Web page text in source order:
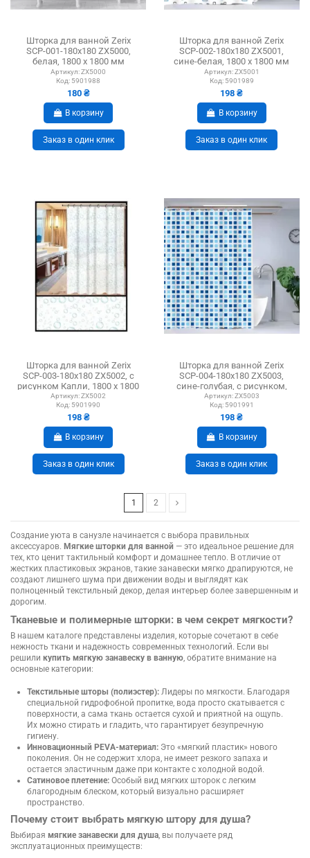
Шторка для ванной Zerix
SCP-001-180x180 ZX5000,
белая, 1800 х 1800 мм
Артикул:ZX5000
Код: 5901988
180 ₴
В корзину
Заказ в один клик
Шторка для ванной Zerix
SCP-002-180x180 ZX5001,
сине-белая, 1800 х 1800 мм
Артикул:ZX5001
Код: 5901989
198 ₴
В корзину
Заказ в один клик
Шторка для ванной Zerix
SCP-003-180x180 ZX5002, с
рисунком Капли, 1800 х 1800
мм
Артикул:ZX5002
Код: 5901990
198 ₴
В корзину
Заказ в один клик
Шторка для ванной Zerix
SCP-004-180x180 ZX5003,
сине-голубая, с рисунком,
1800 х 1800 мм
Артикул:ZX5003
Код: 5901991
198 ₴
В корзину
Заказ в один клик
1 2
Создание уюта в санузле начинается с выбора правильных
аксессуаров. Мягкие шторки для ванной — это идеальное решение для
тех, кто ценит тактильный комфорт и домашнее тепло. В отличие от
жестких пластиковых экранов, такие занавески мягко драпируются, не
создают лишнего шума при движении воды и выглядят как
полноценный текстильный декор, делая интерьер более завершенным и
дорогим.
Тканевые и полимерные шторки: в чем секрет мягкости?
В нашем каталоге представлены изделия, которые сочетают в себе
нежность ткани и надежность современных технологий. Если вы
решили купить мягкую занавеску в ванную, обратите внимание на
основные категории:
Текстильные шторы (полиэстер): Лидеры по мягкости. Благодаря
специальной гидрофобной пропитке, вода просто скатывается с
поверхности, а сама ткань остается сухой и приятной на ощупь.
Их можно стирать и гладить, что гарантирует безупречную
гигиену.
Инновационный PEVA-материал: Это «мягкий пластик» нового
поколения. Он не содержит хлора, не имеет резкого запаха и
остается эластичным даже при контакте с холодной водой.
Сатиновое плетение: Особый вид мягких шторок с легким
благородным блеском, который визуально расширяет
пространство.
Почему стоит выбрать мягкую штору для душа?
Выбирая мягкие занавески для душа, вы получаете ряд
эксплуатационных преимуществ: